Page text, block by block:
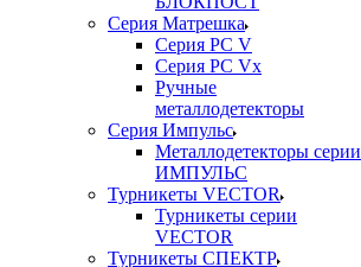
Серия Матрешка
Серия PC V
Серия PC Vx
Ручные
металлодетекторы
Серия Импульс
Металлодетекторы серии
ИМПУЛЬС
Турникеты VECTOR
Турникеты серии
VECTOR
Турникеты СПЕКТР